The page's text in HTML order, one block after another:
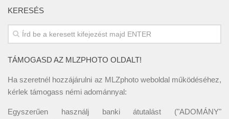
KERESÉS
TÁMOGASD AZ MLZPHOTO OLDALT!
Ha szeretnél hozzájárulni az MLZphoto weboldal működéséhez,
kérlek támogass némi adománnyal:
Egyszerűen használj banki átutalást ("ADOMÁNY"